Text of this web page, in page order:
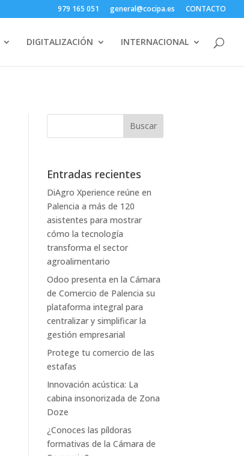
979 165 051 general@cocipa.es CONTACTO
DIGITALIZACIÓN INTERNACIONAL
Entradas recientes
DiAgro Xperience reúne en
Palencia a más de 120
asistentes para mostrar
cómo la tecnología
transforma el sector
agroalimentario
Odoo presenta en la Cámara
de Comercio de Palencia su
plataforma integral para
centralizar y simplificar la
gestión empresarial
Protege tu comercio de las
estafas
Innovación acústica: La
cabina insonorizada de Zona
Doze
¿Conoces las píldoras
formativas de la Cámara de